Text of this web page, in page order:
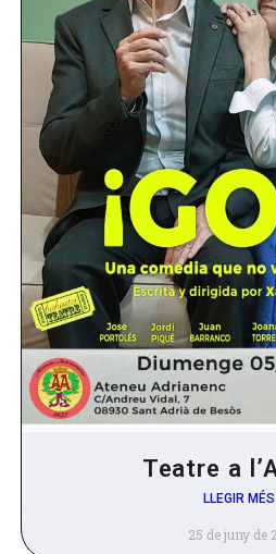
Teatre a
LLEGIR
25 de juny de